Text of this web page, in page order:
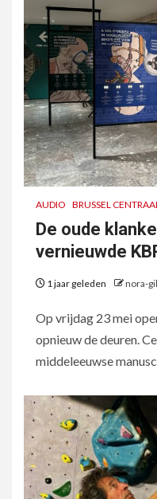
AUDIO BRUSSEL
De oude
vernieuwde
1 jaar geleden nora-
Op vrijdag 23 mei
opnieuw de deuren.
middeleeuwse